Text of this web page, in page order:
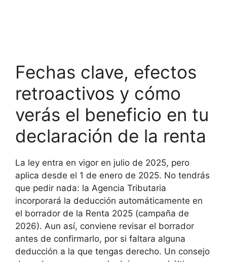
Fechas clave, efectos
retroactivos y cómo
verás el beneficio en tu
declaración de la renta
La ley entra en vigor en julio de 2025, pero
aplica desde el 1 de enero de 2025. No tendrás
que pedir nada: la Agencia Tributaria
incorporará la deducción automáticamente en
el borrador de la Renta 2025 (campaña de
2026). Aun así, conviene revisar el borrador
antes de confirmarlo, por si faltara alguna
deducción a la que tengas derecho. Un consejo